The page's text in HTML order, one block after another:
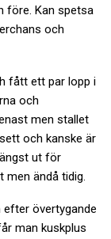
före. Kan spetsa
och
fått ett par lopp i
och
men stallet
och kanske är
ut för
men ändå tidig.
övertygande
man kuskplus